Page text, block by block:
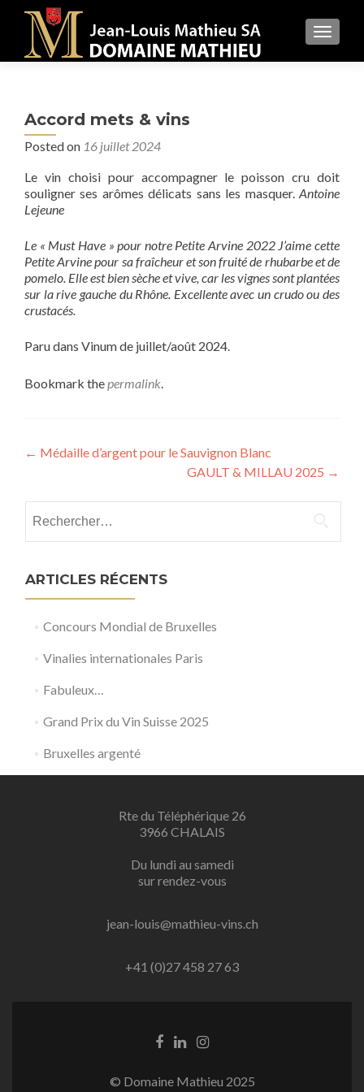
MENU
Accord mets & vins
Posted on 16 juillet 2024
Le vin choisi pour accompagner le poisson cru doit
souligner ses arômes délicats sans les masquer. Antoine
Lejeune
Le « Must Have » pour notre Petite Arvine 2022 J’aime cette
Petite Arvine pour sa fraîcheur et son fruité de rhubarbe et de
pomelo. Elle est bien sèche et vive, car les vignes sont plantées
sur la rive gauche du Rhône. Excellente avec un crudo ou des
crustacés.
Paru dans Vinum de juillet/août 2024.
Bookmark thepermalink.
Post
← Médaille d’argent pour le Sauvignon Blanc
GAULT & MILLAU 2025 →
ARTICLES RÉCENTS
Concours Mondial de Bruxelles
Vinalies internationales Paris
Fabuleux…
Grand Prix du Vin Suisse 2025
Bruxelles argenté
Rte du Téléphérique 26
3966 CHALAIS
Du lundi au samedi
sur rendez-vous
jean-louis@mathieu-vins.ch
+41 (0)27 458 27 63
© Domaine Mathieu 2025